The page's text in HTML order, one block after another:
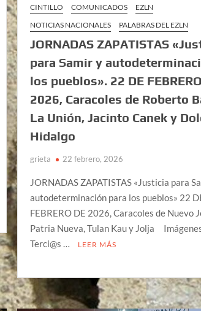
CINTILLO COMUNICADOS
EZLN
NOTICIAS NACIONALES
PALABRAS DEL EZLN
JORNADAS ZAPATISTAS
para Samir y
los pueblos». 22 DE
2026, Caracoles de Roberto
La Unión, Jacinto Canek y
Hidalgo
grieta 22 febrero, 2026
JORNADAS ZAPATISTAS «Justicia para
autodeterminación para los pueblos» 22
FEBRERO DE 2026, Caracoles de Nuevo
Patria Nueva, Tulan Kau y Jolja
Terci@s …
LEER MÁS